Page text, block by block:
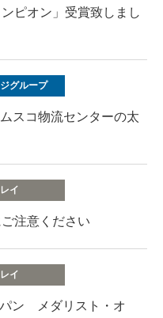
ピオン」受賞致しまし
スコ物流センターの太
注意ください
パン メダリスト・オ